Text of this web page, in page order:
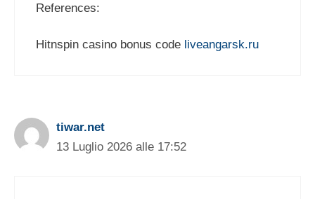
References:
Hitnspin casino bonus code liveangarsk.ru
tiwar.net
13 Luglio 2026 alle 17:52